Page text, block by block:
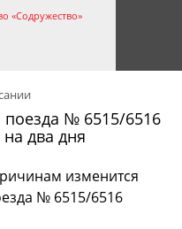
«Содружество»
поезда № 6515/6516
два дня
изменится
№ 6515/6516